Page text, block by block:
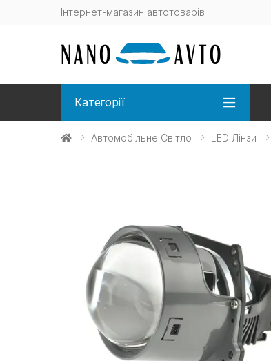
Інтернет-магазин автотоварів
Категорії
Автомобільне Світло LED Лінзи